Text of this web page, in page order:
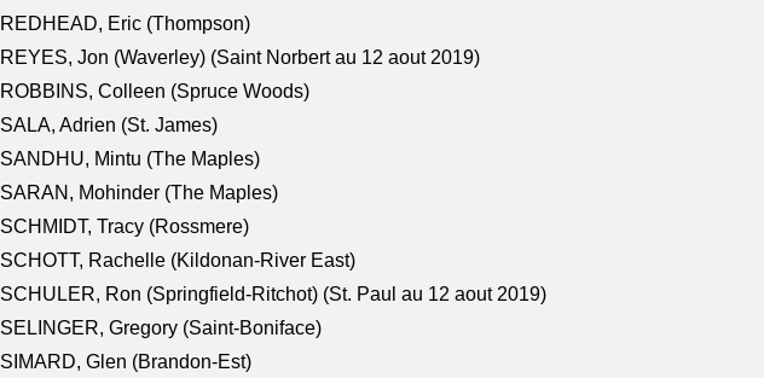
REDHEAD, Eric (Thompson)
REYES, Jon (Waverley) (Saint Norbert au 12 aout 2019)
ROBBINS, Colleen (Spruce Woods)
SALA, Adrien (St. James)
SANDHU, Mintu (The Maples)
SARAN, Mohinder (The Maples)
SCHMIDT, Tracy (Rossmere)
SCHOTT, Rachelle (Kildonan-River East)
SCHULER, Ron (Springfield-Ritchot) (St. Paul au 12 aout 2019)
SELINGER, Gregory (Saint-Boniface)
SIMARD, Glen (Brandon-Est)